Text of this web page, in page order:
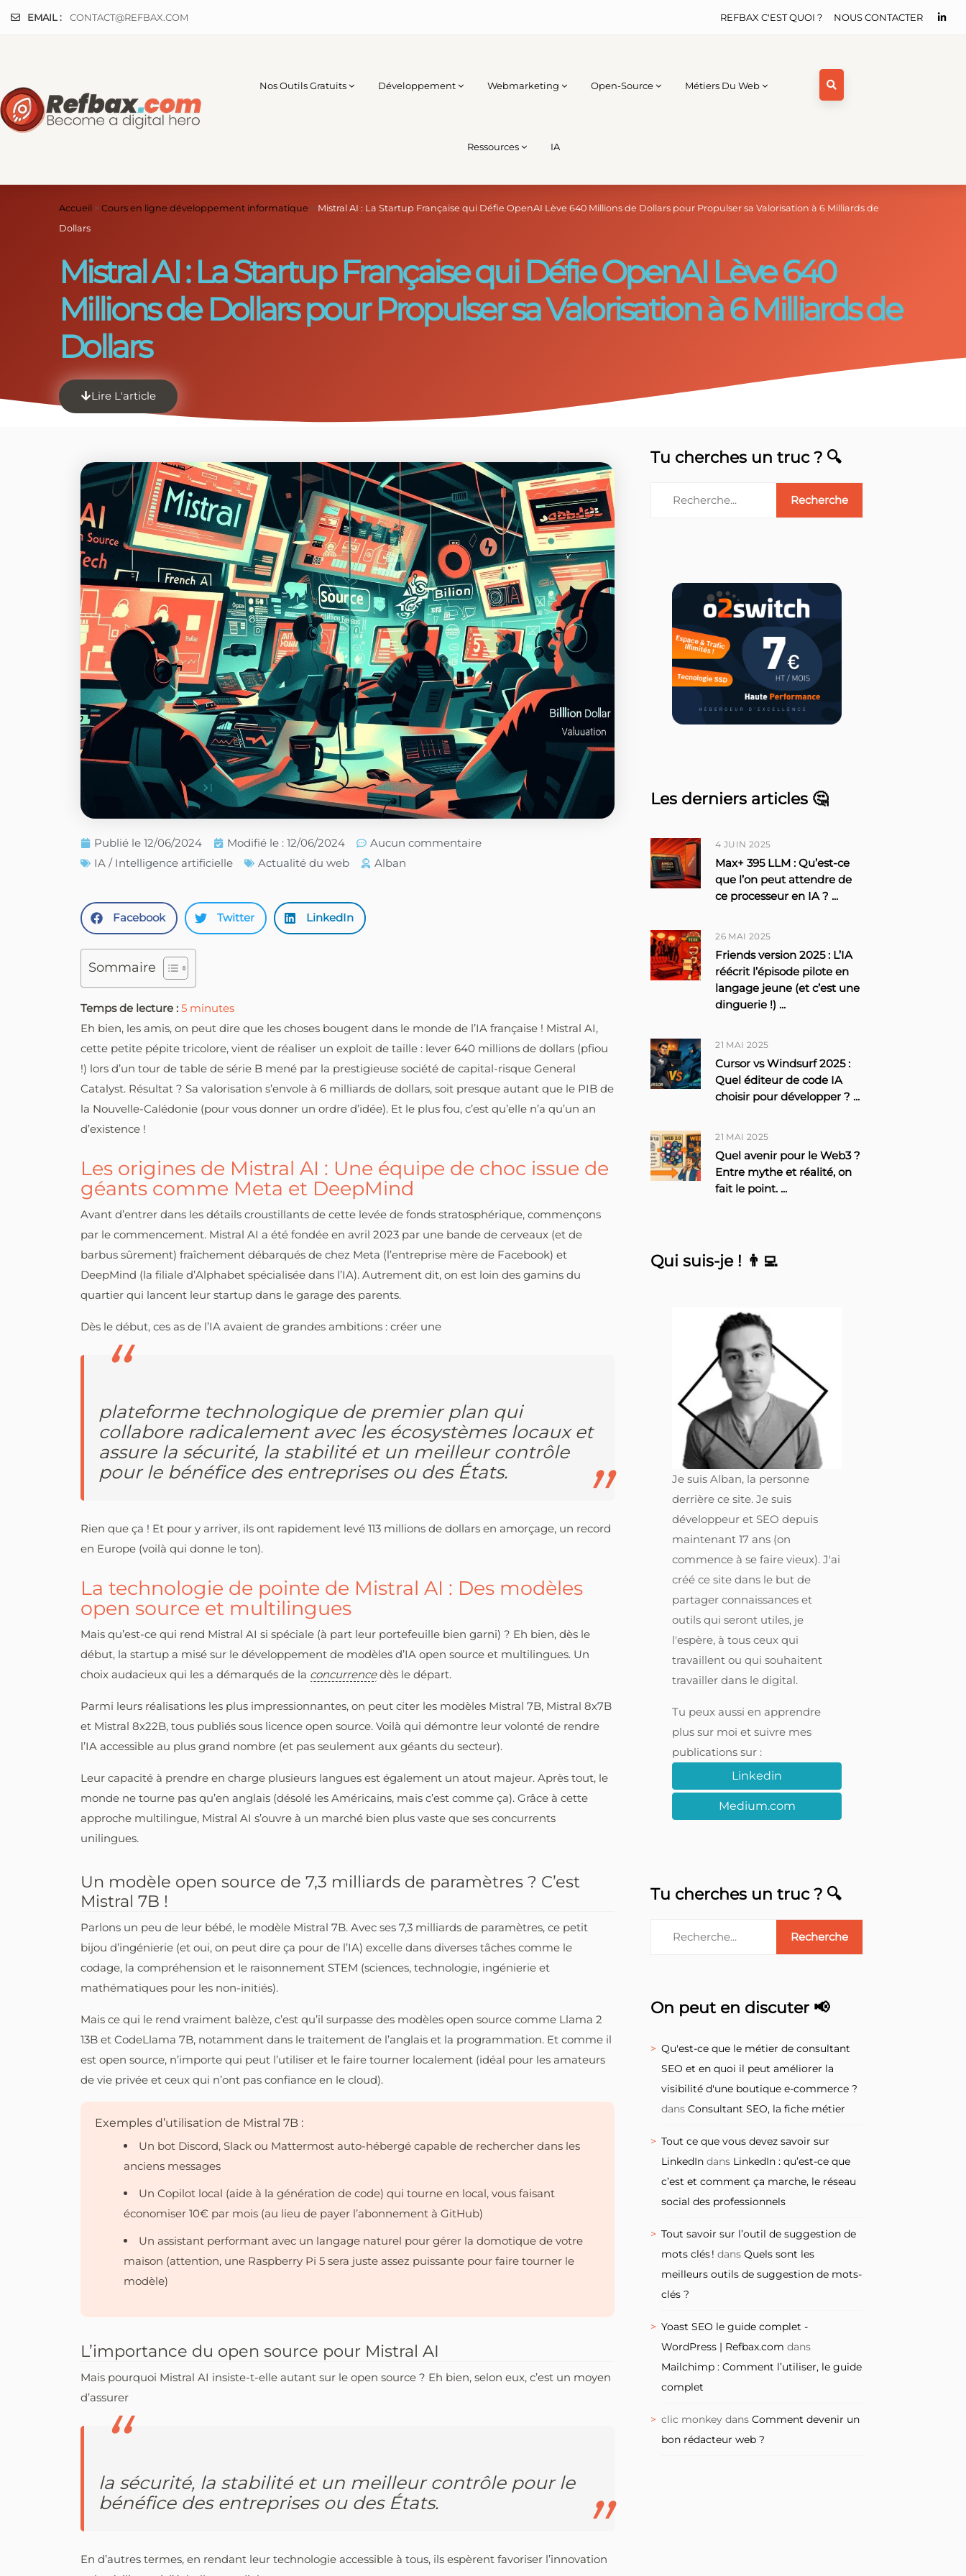
EMAIL : CONTACT@REFBAX.COM NOUS CONTACTER
REFBAX C'EST QUOI ?
Nos Outils Gratuits Développement Webmarketing Open-Source Métiers Du Web
Ressources IA
Accueil > Cours en ligne développement informatique > Mistral AI : La Startup Française qui Défie OpenAI Lève 640 Millions de Dollars pour Propulser sa Valorisation à 6 Milliards de
Dollars
Mistral AI : La Startup Française qui Défie OpenAI Lève 640
Millions de Dollars pour Propulser sa Valorisation à 6 Milliards de
Dollars
Lire L'article
Publié le 12/06/2024 Modifié le : 12/06/2024
Aucun commentaire
IA / Intelligence artificielle
Actualité du web Alban
Facebook Twitter LinkedIn
Sommaire
Temps de lecture : 5 minutes
Eh bien, les amis, on peut dire que les choses bougent dans le monde de l’IA française ! Mistral AI,
cette petite pépite tricolore, vient de réaliser un exploit de taille : lever 640 millions de dollars (pfiou
!) lors d’un tour de table de série B mené par la prestigieuse société de capital-risque General
Catalyst. Résultat ? Sa valorisation s’envole à 6 milliards de dollars, soit presque autant que le PIB de
la Nouvelle-Calédonie (pour vous donner un ordre d’idée). Et le plus fou, c’est qu’elle n’a qu’un an
d’existence !
Les origines de Mistral AI : Une équipe de choc issue de
géants comme Meta et DeepMind
Avant d’entrer dans les détails croustillants de cette levée de fonds stratosphérique, commençons
par le commencement. Mistral AI a été fondée en avril 2023 par une bande de cerveaux (et de
barbus sûrement) fraîchement débarqués de chez Meta (l’entreprise mère de Facebook) et
DeepMind (la filiale d’Alphabet spécialisée dans l’IA). Autrement dit, on est loin des gamins du
quartier qui lancent leur startup dans le garage des parents.
Dès le début, ces as de l’IA avaient de grandes ambitions : créer une
plateforme technologique de premier plan qui
collabore radicalement avec les écosystèmes locaux et
assure la sécurité, la stabilité et un meilleur contrôle
pour le bénéfice des entreprises ou des États.
Rien que ça ! Et pour y arriver, ils ont rapidement levé 113 millions de dollars en amorçage, un record
en Europe (voilà qui donne le ton).
La technologie de pointe de Mistral AI : Des modèles
open source et multilingues
Mais qu’est-ce qui rend Mistral AI si spéciale (à part leur portefeuille bien garni) ? Eh bien, dès le
début, la startup a misé sur le développement de modèles d’IA open source et multilingues. Un
choix audacieux qui les a démarqués de la concurrencedès le départ.
Parmi leurs réalisations les plus impressionnantes, on peut citer les modèles Mistral 7B, Mistral 8x7B
et Mistral 8x22B, tous publiés sous licence open source. Voilà qui démontre leur volonté de rendre
l’IA accessible au plus grand nombre (et pas seulement aux géants du secteur).
Leur capacité à prendre en charge plusieurs langues est également un atout majeur. Après tout, le
monde ne tourne pas qu’en anglais (désolé les Américains, mais c’est comme ça). Grâce à cette
approche multilingue, Mistral AI s’ouvre à un marché bien plus vaste que ses concurrents
unilingues.
Un modèle open source de 7,3 milliards de paramètres ? C’est
Mistral 7B !
Parlons un peu de leur bébé, le modèle Mistral 7B. Avec ses 7,3 milliards de paramètres, ce petit
bijou d’ingénierie (et oui, on peut dire ça pour de l’IA) excelle dans diverses tâches comme le
codage, la compréhension et le raisonnement STEM (sciences, technologie, ingénierie et
mathématiques pour les non-initiés).
Mais ce qui le rend vraiment balèze, c’est qu’il surpasse des modèles open source comme Llama 2
13B et CodeLlama 7B, notamment dans le traitement de l’anglais et la programmation. Et comme il
est open source, n’importe qui peut l’utiliser et le faire tourner localement (idéal pour les amateurs
de vie privée et ceux qui n’ont pas confiance en le cloud).
Exemples d’utilisation de Mistral 7B :
Un bot Discord, Slack ou Mattermost auto-hébergé capable de rechercher dans les
anciens messages
Un Copilot local (aide à la génération de code) qui tourne en local, vous faisant
économiser 10€ par mois (au lieu de payer l’abonnement à GitHub)
Un assistant performant avec un langage naturel pour gérer la domotique de votre
maison (attention, une Raspberry Pi 5 sera juste assez puissante pour faire tourner le
modèle)
L’importance du open source pour Mistral AI
Mais pourquoi Mistral AI insiste-t-elle autant sur le open source ? Eh bien, selon eux, c’est un moyen
d’assurer
la sécurité, la stabilité et un meilleur contrôle pour le
bénéfice des entreprises ou des États.
En d’autres termes, en rendant leur technologie accessible à tous, ils espèrent favoriser l’innovation
Tu cherches un truc ? 🔍
Les derniers articles 🤔
4 JUIN 2025
Max+ 395 LLM : Qu’est-ce
que l’on peut attendre de
ce processeur en IA ? ...
26 MAI 2025
Friends version 2025 : L’IA
réécrit l’épisode pilote en
langage jeune (et c’est une
dinguerie !) ...
21 MAI 2025
Cursor vs Windsurf 2025 :
Quel éditeur de code IA
choisir pour développer ? ...
21 MAI 2025
Quel avenir pour le Web3 ?
Entre mythe et réalité, on
fait le point. ...
Qui suis-je ! 👨‍💻
Je suis Alban, la personne
derrière ce site. Je suis
développeur et SEO depuis
maintenant 17 ans (on
commence à se faire vieux). J'ai
créé ce site dans le but de
partager connaissances et
outils qui seront utiles, je
l'espère, à tous ceux qui
travaillent ou qui souhaitent
travailler dans le digital.
Tu peux aussi en apprendre
plus sur moi et suivre mes
publications sur :
Linkedin
Medium.com
Tu cherches un truc ? 🔍
On peut en discuter 📢
Qu'est-ce que le métier de consultant
SEO et en quoi il peut améliorer la
visibilité d'une boutique e-commerce ?
dansConsultant SEO, la fiche métier
Tout ce que vous devez savoir sur
LinkedIn dans LinkedIn : qu’est-ce que
c’est et comment ça marche, le réseau
social des professionnels
Tout savoir sur l’outil de suggestion de
mots clés ! dansQuels sont les
meilleurs outils de suggestion de mots-
clés ?
Yoast SEO le guide complet -
WordPress | Refbax.com dans
Mailchimp : Comment l’utiliser, le guide
complet
clic monkey dansComment devenir un
bon rédacteur web ?